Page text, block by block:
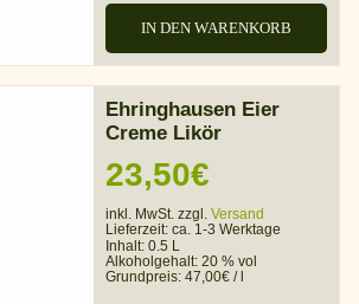
IN DEN WARENKORB
Ehringhausen Eier
Creme Likör
23,50€
inkl. MwSt. zzgl. Versand
Lieferzeit: ca. 1-3 Werktage
Inhalt: 0.5 L
Alkoholgehalt: 20 % vol
Grundpreis: 47,00€ /